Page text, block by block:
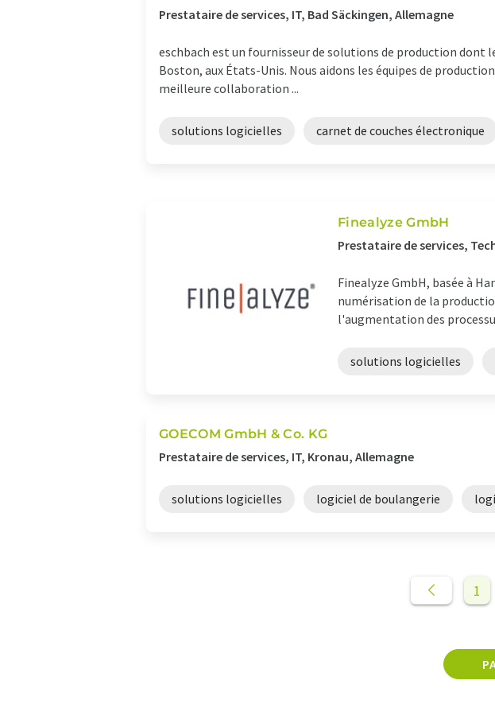
Prestataire de services, IT, Bad Säckingen, Allemagne
eschbach est un fournisseur de solutions de production dont
Boston, aux États-Unis. Nous aidons les équipes de
meilleure collaboration ...
solutions logicielles carnet de couches électronique
Finealyze GmbH
Prestataire de services,
Finealyze GmbH, basée à
numérisation de la
l'augmentation des
solutions logicielles
GOECOM GmbH & Co. KG
Prestataire de services, IT, Kronau, Allemagne
solutions logicielles logiciel de boulangerie
1